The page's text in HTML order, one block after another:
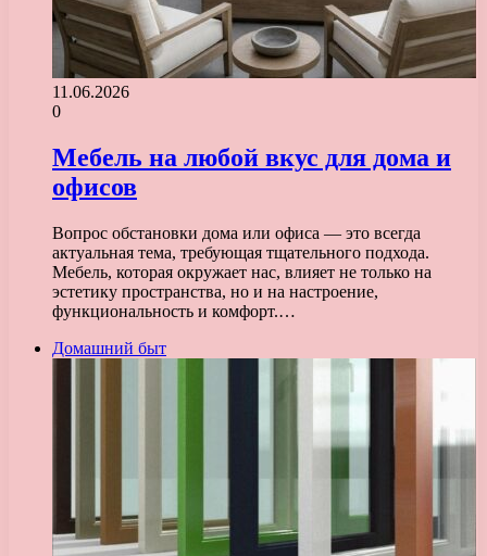
11.06.2026
0
Мебель на любой вкус для дома и
офисов
Вопрос обстановки дома или офиса — это всегда
актуальная тема, требующая тщательного подхода.
Мебель, которая окружает нас, влияет не только на
эстетику пространства, но и на настроение,
функциональность и комфорт.…
Домашний быт